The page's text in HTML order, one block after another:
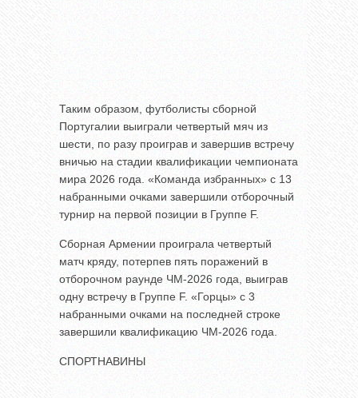
Таким образом, футболисты сборной
Португалии выиграли четвертый мяч из
шести, по разу проиграв и завершив встречу
вничью на стадии квалификации чемпионата
мира 2026 года. «Команда избранных» с 13
набранными очками завершили отборочный
турнир на первой позиции в Группе F.
Сборная Армении проиграла четвертый
матч кряду, потерпев пять поражений в
отборочном раунде ЧМ-2026 года, выиграв
одну встречу в Группе F. «Горцы» с 3
набранными очками на последней строке
завершили квалификацию ЧМ-2026 года.
СПОРТНАВИНЫ